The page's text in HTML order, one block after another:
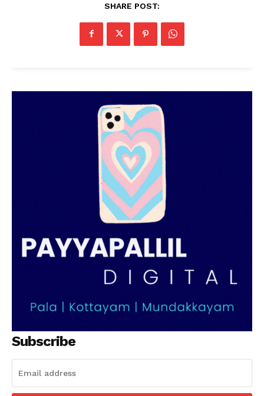
SHARE POST:
Subscribe